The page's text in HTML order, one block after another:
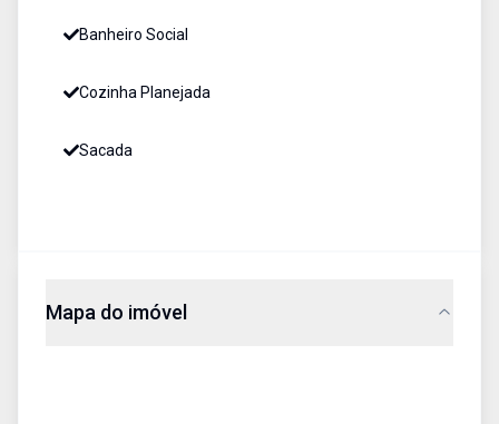
Banheiro Social
Cozinha Planejada
Sacada
Mapa do imóvel